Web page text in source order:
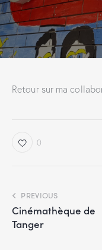
Retour sur ma
0
PREVIOUS
Cinémathèque de
Tanger